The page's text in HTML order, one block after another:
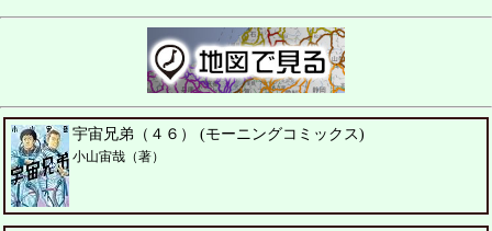
宇宙兄弟（４６） (モーニングコミックス)
小山宙哉（著）